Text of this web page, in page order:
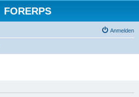
FORERPS
Anmelden